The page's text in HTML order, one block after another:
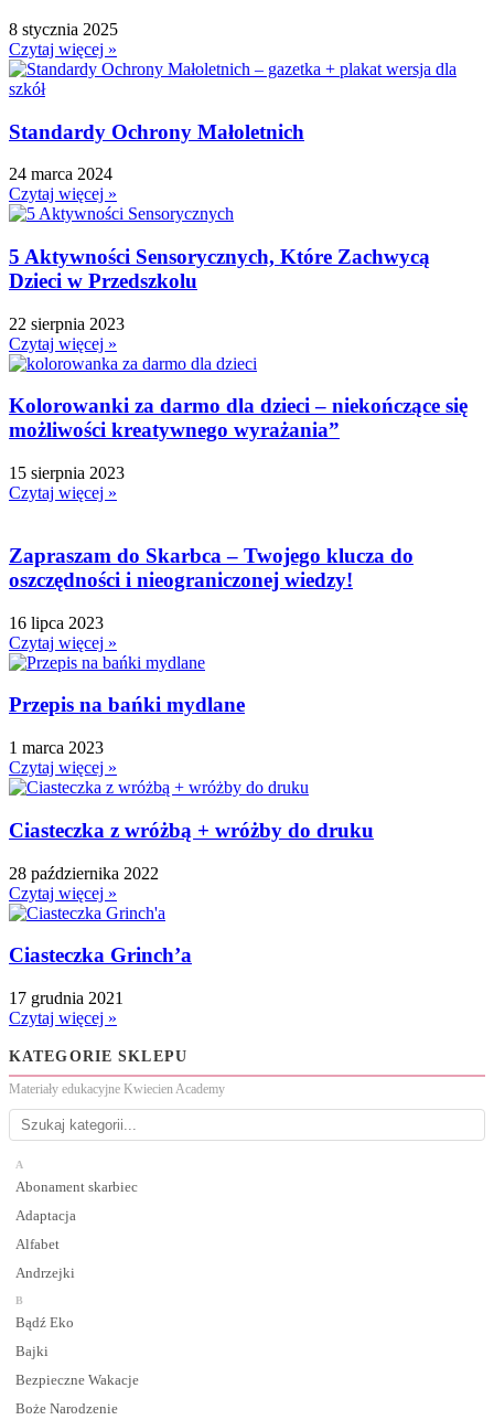
8 stycznia 2025
Czytaj więcej »
Standardy Ochrony Małoletnich
24 marca 2024
Czytaj więcej »
5 Aktywności Sensorycznych, Które Zachwycą
Dzieci w Przedszkolu
22 sierpnia 2023
Czytaj więcej »
Kolorowanki za darmo dla dzieci – niekończące się
możliwości kreatywnego wyrażania”
15 sierpnia 2023
Czytaj więcej »
Zapraszam do Skarbca – Twojego klucza do
oszczędności i nieograniczonej wiedzy!
16 lipca 2023
Czytaj więcej »
Przepis na bańki mydlane
1 marca 2023
Czytaj więcej »
Ciasteczka z wróżbą + wróżby do druku
28 października 2022
Czytaj więcej »
Ciasteczka Grinch’a
17 grudnia 2021
Czytaj więcej »
KATEGORIE SKLEPU
Materiały edukacyjne Kwiecien Academy
A
Abonament skarbiec
Adaptacja
Alfabet
Andrzejki
B
Bądź Eko
Bajki
Bezpieczne Wakacje
Boże Narodzenie